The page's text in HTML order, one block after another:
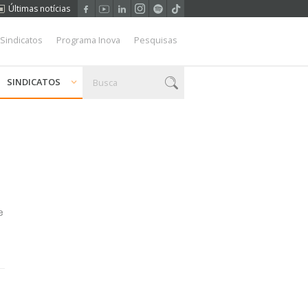
Últimas notícias
Programa Inova Pesquisas
SINDICATOS